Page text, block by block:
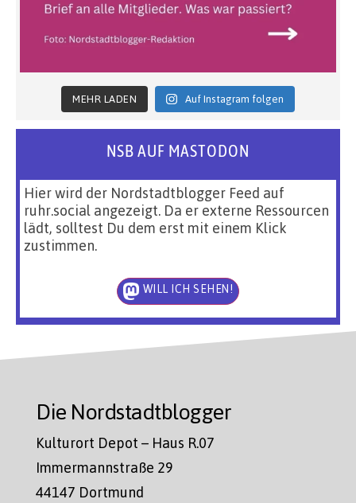
MEHR LADEN Auf Instagram folgen
NSB AUF MASTODON
Hier wird der Nordstadtblogger Feed auf
ruhr.social angezeigt. Da er externe Ressourcen
lädt, solltest Du dem erst mit einem Klick
zustimmen.
WILL ICH SEHEN!
Die Nordstadtblogger
Kulturort Depot – Haus R.07
Immermannstraße 29
44147 Dortmund